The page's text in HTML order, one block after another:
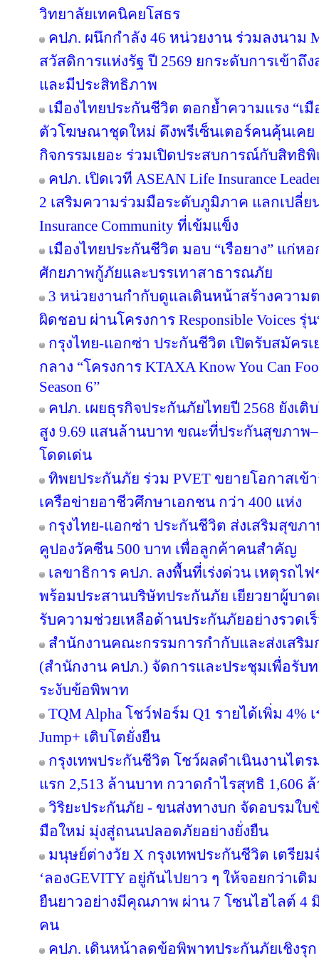
วิทยาลัยเทคนิคยโสธร
คปภ. ผนึกกำลัง 46 หน่วยงาน ร่วมลงนาม
สวัสดิการแห่งรัฐ ปี 2569 ยกระดับการเข้าถึ
และมีประสิทธิภาพ
เมืองไทยประกันชีวิต ตอกย้ำความแรง “เ
ตัวโฆษณาชุดใหม่ ดึงพรีเซ็นเตอร์คนคุ้นเค
กิจกรรมเยอะ ร่วมเปิดประสบการณ์กับสิทธิ
คปภ. เปิดเวที ASEAN Life Insurance
2 เสริมความร่วมมือระดับภูมิภาค แลกเปลี่
Insurance Community ที่เข้มแข็ง
เมืองไทยประกันชีวิต มอบ “เรือยาง” แก่ห
ศักยภาพกู้ภัยและบรรเทาสาธารณภัย
3 หน่วยงานกำกับดูแลเดินหน้าสร้างความ
ผิดชอบ ผ่านโครงการ Responsible Voices รุ่
กรุงไทย-แอกซ่า ประกันชีวิต เปิดรับสมัค
กลาง “โครงการ KTAXA Know You Can
Season 6”
คปภ. เผยธุรกิจประกันภัยไทยปี 2568 ยังเ
สูง 9.69 แสนล้านบาท ขณะที่ประกันสุขภาพ
โดดเด่น
ทิพยประกันภัย ร่วม PVET ขยายโอกาสเ
เครือข่ายอาชีวศึกษาเอกชน กว่า 400 แห่ง
กรุงไทย-แอกซ่า ประกันชีวิต ส่งเสริมสุขภ
คูปองวัคซีน 500 บาท เพื่อลูกค้าคนสำคัญ
เลขาธิการ คปภ. ลงพื้นที่เร่งด่วน เหตุรถไ
พร้อมประสานบริษัทประกันภัย เยียวยาผู้บา
รับความช่วยเหลือด้านประกันภัยอย่างรวดเ
สำนักงานคณะกรรมการกำกับและส่งเสริ
(สำนักงาน คปภ.) จัดการและประชุมเพื่อรับ
ระงับข้อพิพาท
TQM Alpha โชว์ฟอร์ม Q1 รายได้เพิ่ม
Jump+ เติบโตยั่งยืน
กรุงเทพประกันชีวิต โชว์ผลดำเนินงานไตร
แรก 2,513 ล้านบาท กวาดกำไรสุทธิ 1,606
วิริยะประกันภัย - ขนส่งทางบก จัดอบรมใบ
มือใหม่ มุ่งสู่ถนนปลอดภัยอย่างยั่งยืน
มนุษย์ต่างวัย X กรุงเทพประกันชีวิต เตรียม
‘ลองGEVITY อยู่กันไปยาว ๆ ให้จอยกว่าเ
ยืนยาวอย่างมีคุณภาพ ผ่าน 7 โซนไฮไลต์ 4
คน
คปภ. เดินหน้าลดข้อพิพาทประกันภัยเชิงรุ